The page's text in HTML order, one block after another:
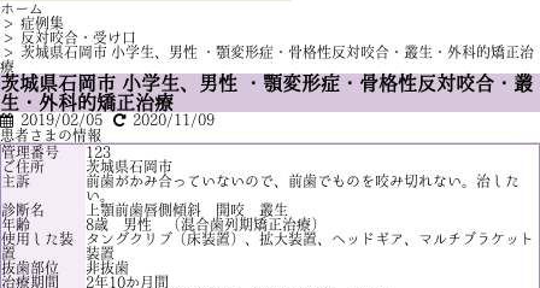
ホーム
> 症例集
>
反対咬合・受け口
> 茨城県石岡市 小学生、男性 ・顎変形症・骨格性反対咬合・叢生・外科的矯正治
療
茨城県石岡市 小学生、男性 ・顎変形症・骨格性反対咬合・叢
生・外科的矯正治療
2019/02/05
2020/11/09
患者さまの情報
管理番号
123
ご住所
茨城県石岡市
主訴
前歯がかみ合っていないので、前歯でものを咬み切れない。治した
い。
診断名
上顎前歯唇側傾斜 開咬 叢生
年齢
8歳 男性 （混合歯列期矯正治療）
使用した装
置
タングクリブ（床装置）、拡大装置、ヘッドギア、マルチブラケット
装置
抜歯部位
非抜歯
治療期間
2年10か月間